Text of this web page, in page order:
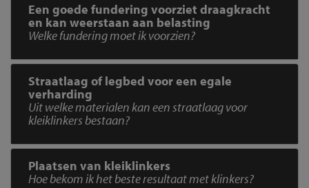
Een goede fundering voorziet draagkracht
en kan weerstaan aan belasting
Welke fundering moet ik voorzien?
Straatlaag of legbed voor een egale
verharding
Uit welke materialen kan een straatlaag voor
kleiklinkers bestaan?
Plaatsen van kleiklinkers
Hoe bekom ik het beste resultaat met klinkers?